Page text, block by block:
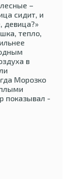
–
сидит, и
девица?»
тепло,
в
Морозко
показывал -